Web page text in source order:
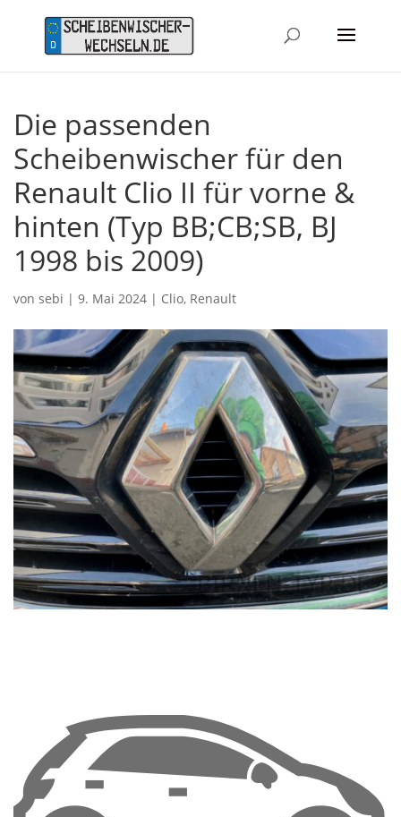
Die passenden
Scheibenwischer für den
Renault Clio II für vorne &
hinten (Typ BB;CB;SB, BJ
1998 bis 2009)
von sebi | 9. Mai 2024 | Clio, Renault